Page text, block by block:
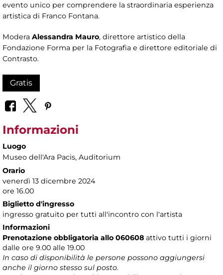
evento unico per comprendere la straordinaria esperienza
artistica di Franco Fontana.
Modera Alessandra Mauro, direttore artistico della
Fondazione Forma per la Fotografia e direttore editoriale di
Contrasto.
Gratis
Informazioni
Luogo
Museo dell'Ara Pacis, Auditorium
Orario
venerdì 13 dicembre 2024
ore 16.00
Biglietto d'ingresso
ingresso gratuito per tutti all'incontro con l'artista
Informazioni
Prenotazione obbligatoria allo 060608 attivo tutti i giorni
dalle ore 9.00 alle 19.00
In caso di disponibilità le persone possono aggiungersi
anche il giorno stesso sul posto.